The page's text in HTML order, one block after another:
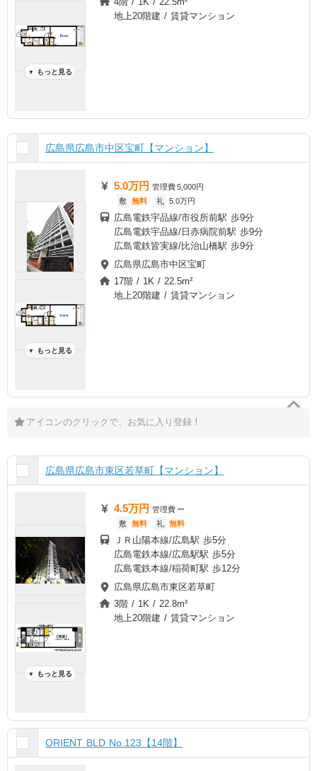
▼ もっと見る
地上20階建 / 賃貸マンション
広島県広島市中区宝町【マンション】
▼ もっと見る
5.0万円 管理費5,000円
敷 無料 礼 5.0万円
広島電鉄宇品線/市役所前駅 歩9分
広島電鉄宇品線/日赤病院前駅 歩9分
広島電鉄皆実線/比治山橋駅 歩9分
広島県広島市中区宝町
17階 / 1K / 22.5m²
地上20階建 / 賃貸マンション
アイコンのクリックで、お気に入り登録！
広島県広島市東区若草町【マンション】
▼ もっと見る
4.5万円 管理費 ー
敷 無料 礼 無料
ＪＲ山陽本線/広島駅 歩5分
広島電鉄本線/広島駅駅 歩5分
広島電鉄本線/稲荷町駅 歩12分
広島県広島市東区若草町
3階 / 1K / 22.8m²
地上20階建 / 賃貸マンション
ORIENT BLD No.123【14階】